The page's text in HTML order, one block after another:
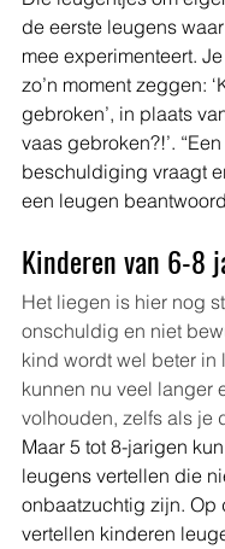
de eerste leugens
mee experimenteert.
zo’n moment zeggen:
gebroken’, in plaats
vaas gebroken?!’.
beschuldiging vraagt
een leugen
Kinderen van 6-8
Het liegen is hier nog
onschuldig en niet
kind wordt wel beter in
kunnen nu veel langer
volhouden, zelfs als je
Maar 5 tot 8-jarigen
leugens vertellen die
onbaatzuchtig zijn. Op
vertellen kinderen